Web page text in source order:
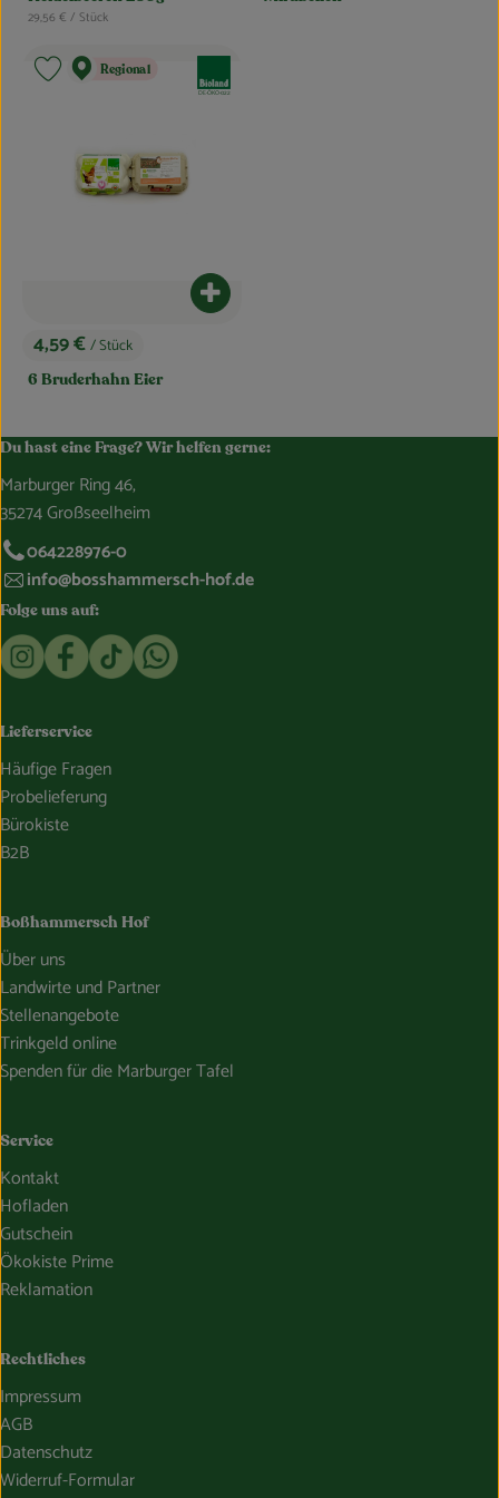
, Referenzpreis:
29,56 € / Stück
, Preis:
4,59 €/ Stück
6 Bruderhahn Eier
Produkt zum Warenkorb hinzufügen
, Kontrollstelle:
DE-ÖKO-022
Regional
Produkt zu Favouriten hinzufügen
Du hast eine Frage? Wir helfen gerne:
Marburger Ring 46,
35274 Großseelheim
064228976-0
info@bosshammersch-hof.de
Folge uns auf:
Externer Link zu https://www.instagram.com/
Externer Link zu https://www.facebook.com/
Externer Link zu https://www.tiktok.com/
Externer Link zu https://whatsapp.com/
Lieferservice
Häufige Fragen
Probelieferung
Bürokiste
B2B
Boßhammersch Hof
Über uns
Landwirte und Partner
Stellenangebote
Trinkgeld online
Spenden für die Marburger Tafel
Service
Kontakt
Hofladen
Gutschein
Ökokiste Prime
Reklamation
Rechtliches
Impressum
AGB
Datenschutz
Widerruf-Formular